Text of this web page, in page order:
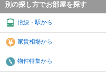
別の探し方でお部屋を探す
沿線・駅から
家賃相場から
物件特集から